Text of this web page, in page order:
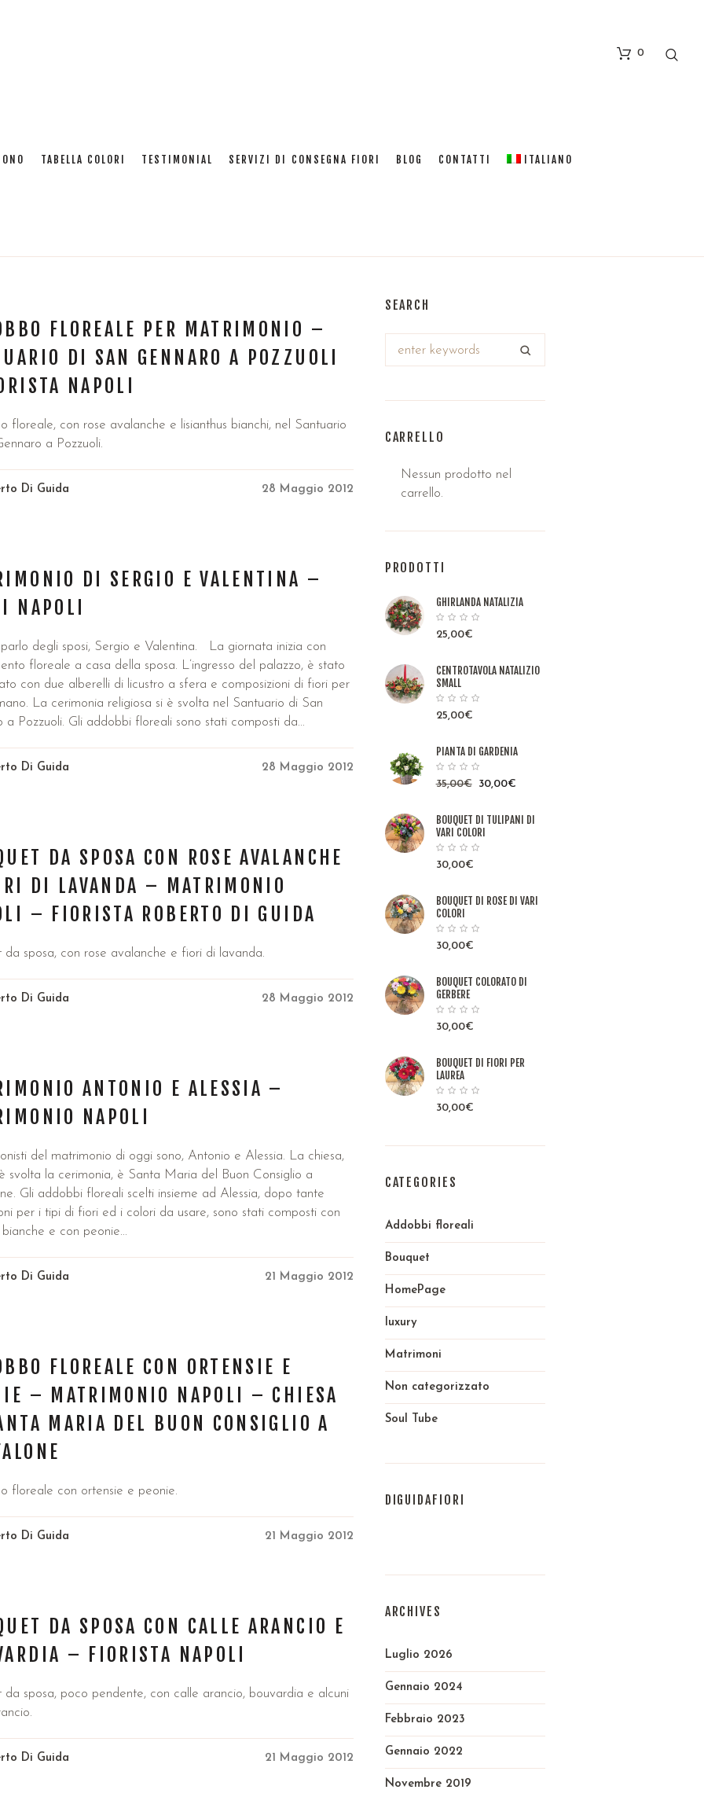
0
TABELLA COLORI TESTIMONIAL SERVIZI DI CONSEGNA FIORI BLOG CONTATTI ITALIANO
Mese: Maggio 2012
FLOREALE PER MATRIMONIO –
DI SAN GENNARO A POZZUOLI
NAPOLI
floreale, con rose avalanche e lisianthus bianchi, nel Santuario
a Pozzuoli.
28 Maggio 2012
Di Guida
DI SERGIO E VALENTINA –
NAPOLI
degli sposi, Sergio e Valentina. La giornata inizia con
floreale a casa della sposa. L’ingresso del palazzo, è stato
con due alberelli di licustro a sfera e composizioni di fiori per
La cerimonia religiosa si è svolta nel Santuario di San
a Pozzuoli. Gli addobbi floreali sono stati composti da...
28 Maggio 2012
Di Guida
DA SPOSA CON ROSE AVALANCHE
DI LAVANDA – MATRIMONIO
– FIORISTA ROBERTO DI GUIDA
da sposa, con rose avalanche e fiori di lavanda.
28 Maggio 2012
Di Guida
ANTONIO E ALESSIA –
NAPOLI
del matrimonio di oggi sono, Antonio e Alessia. La chiesa,
svolta la cerimonia, è Santa Maria del Buon Consiglio a
Gli addobbi floreali scelti insieme ad Alessia, dopo tante
per i tipi di fiori ed i colori da usare, sono stati composti con
e con peonie...
21 Maggio 2012
Di Guida
FLOREALE CON ORTENSIE E
– MATRIMONIO NAPOLI – CHIESA
MARIA DEL BUON CONSIGLIO A
floreale con ortensie e peonie.
21 Maggio 2012
Di Guida
DA SPOSA CON CALLE ARANCIO E
– FIORISTA NAPOLI
da sposa, poco pendente, con calle arancio, bouvardia e alcuni
21 Maggio 2012
Di Guida
SEARCH
CARRELLO
Nessun prodotto nel
carrello.
PRODOTTI
GHIRLANDA NATALIZIA
25,00€
CENTROTAVOLA NATALIZIO
SMALL
25,00€
PIANTA DI GARDENIA
35,00€ 30,00€
BOUQUET DI TULIPANI DI
VARI COLORI
30,00€
BOUQUET DI ROSE DI VARI
COLORI
30,00€
BOUQUET COLORATO DI
GERBERE
30,00€
BOUQUET DI FIORI PER
LAUREA
30,00€
CATEGORIES
Addobbi floreali
Bouquet
HomePage
luxury
Matrimoni
Non categorizzato
Soul Tube
DIGUIDAFIORI
ARCHIVES
Luglio 2026
Gennaio 2024
Febbraio 2023
Gennaio 2022
Novembre 2019